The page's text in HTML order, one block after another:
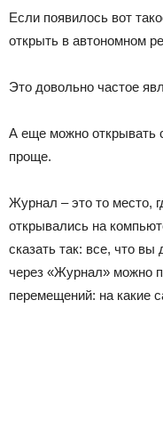
Если появилось вот
открыть в автономном
Это довольно частое
А еще можно открывать
проще.
Журнал – это то место,
открывались на
сказать так: все, что вы
через «Журнал» можно
перемещений: на какие